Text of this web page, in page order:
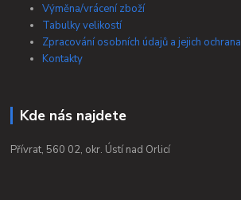
Výměna/vrácení zboží
Tabulky velikostí
Zpracování osobních údajů a jejich ochrana
Kontakty
Kde nás najdete
Přívrat, 560 02, okr. Ústí nad Orlicí